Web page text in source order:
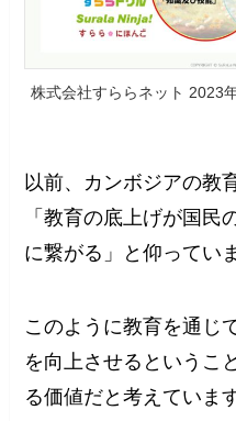
株式会社すららネット 2023
以前、カンボジアの教
「教育の底上げが国民
に繋がる」と仰ってい
このように教育を通じ
を向上させるというこ
る価値だと考えています